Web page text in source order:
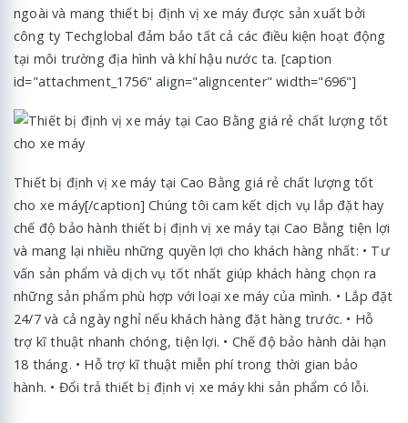
ngoài và mang thiết bị định vị xe máy được sản xuất bởi
công ty Techglobal đảm bảo tất cả các điều kiện hoạt động
tại môi trường địa hình và khí hậu nước ta. [caption
id="attachment_1756" align="aligncenter" width="696"]
Thiết bị định vị xe máy tại Cao Bằng giá rẻ chất lượng tốt
cho xe máy[/caption] Chúng tôi cam kết dịch vụ lắp đặt hay
chế độ bảo hành thiết bị định vị xe máy tại Cao Bằng tiện lợi
và mang lại nhiều những quyền lợi cho khách hàng nhất: • Tư
vấn sản phẩm và dịch vụ tốt nhất giúp khách hàng chọn ra
những sản phẩm phù hợp với loại xe máy của mình. • Lắp đặt
24/7 và cả ngày nghỉ nếu khách hàng đặt hàng trước. • Hỗ
trợ kĩ thuật nhanh chóng, tiện lợi. • Chế độ bảo hành dài hạn
18 tháng. • Hỗ trợ kĩ thuật miễn phí trong thời gian bảo
hành. • Đổi trả thiết bị định vị xe máy khi sản phẩm có lỗi.